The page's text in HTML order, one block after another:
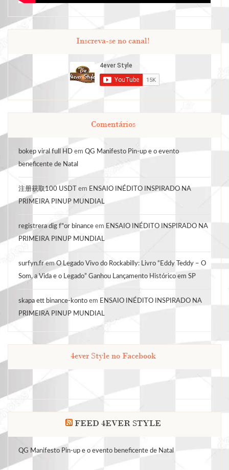
Inscreva-se no canal!
Comentários
bokep viral full HD em QG Manifesto Pin-up e o evento
beneficente de Natal
注册获取100 USDT em ENSAIO INÉDITO INSPIRADO NA
PRIMEIRA PINUP MUNDIAL
registrera dig f"or binance em ENSAIO INÉDITO INSPIRADO NA
PRIMEIRA PINUP MUNDIAL
surfyn.fremO Legado Vivo do Rockabilly: Livro “Eddy Teddy – O
Som, a Vida e o Legado” Ganhou Lançamento Histórico em SP
skapa ett binance-konto em ENSAIO INÉDITO INSPIRADO NA
PRIMEIRA PINUP MUNDIAL
4ever Style no Facebook
FEED 4EVER STYLE
QG Manifesto Pin-up e o evento beneficente de Natal